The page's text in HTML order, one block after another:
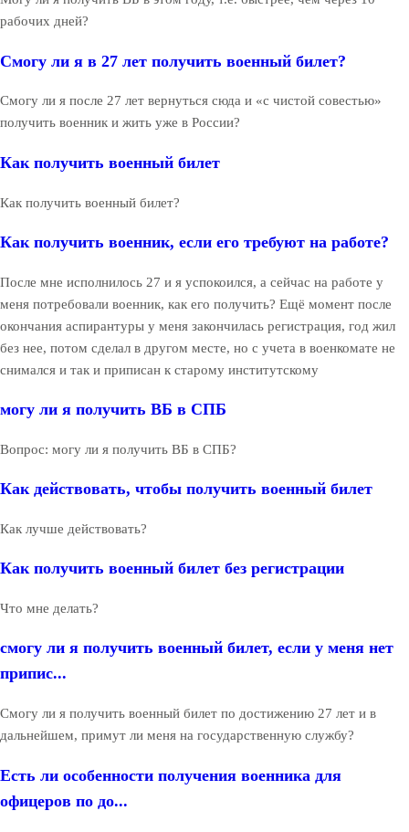
рабочих дней?
Смогу ли я в 27 лет получить военный билет?
Смогу ли я после 27 лет вернуться сюда и «с чистой совестью»
получить военник и жить уже в России?
Как получить военный билет
Как получить военный билет?
Как получить военник, если его требуют на работе?
После мне исполнилось 27 и я успокоился, а сейчас на работе у
меня потребовали военник, как его получить? Ещё момент после
окончания аспирантуры у меня закончилась регистрация, год жил
без нее, потом сделал в другом месте, но с учета в военкомате не
снимался и так и приписан к старому институтскому
могу ли я получить ВБ в СПБ
Вопрос: могу ли я получить ВБ в СПБ?
Как действовать, чтобы получить военный билет
Как лучше действовать?
Как получить военный билет без регистрации
Что мне делать?
смогу ли я получить военный билет, если у меня нет
припис...
Смогу ли я получить военный билет по достижению 27 лет и в
дальнейшем, примут ли меня на государственную службу?
Есть ли особенности получения военника для
офицеров по до...